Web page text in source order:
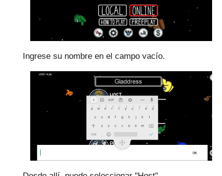
Ingrese su nombre en el campo vacío.